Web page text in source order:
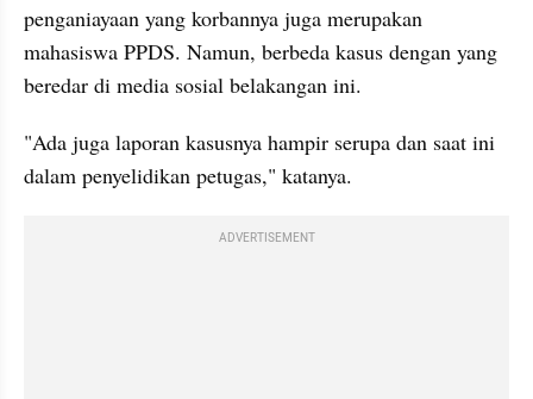
penganiayaan yang korbannya juga merupakan
mahasiswa PPDS. Namun, berbeda kasus dengan yang
beredar di media sosial belakangan ini.
"Ada juga laporan kasusnya hampir serupa dan saat ini
dalam penyelidikan petugas," katanya.
ADVERTISEMENT